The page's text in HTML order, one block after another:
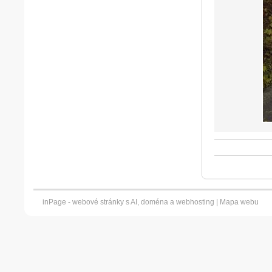
inPage - webové stránky s AI, doména a webhosting | Mapa webu